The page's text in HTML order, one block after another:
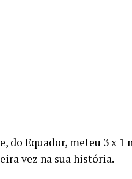
do Equador, meteu 3 x
vez na sua história.